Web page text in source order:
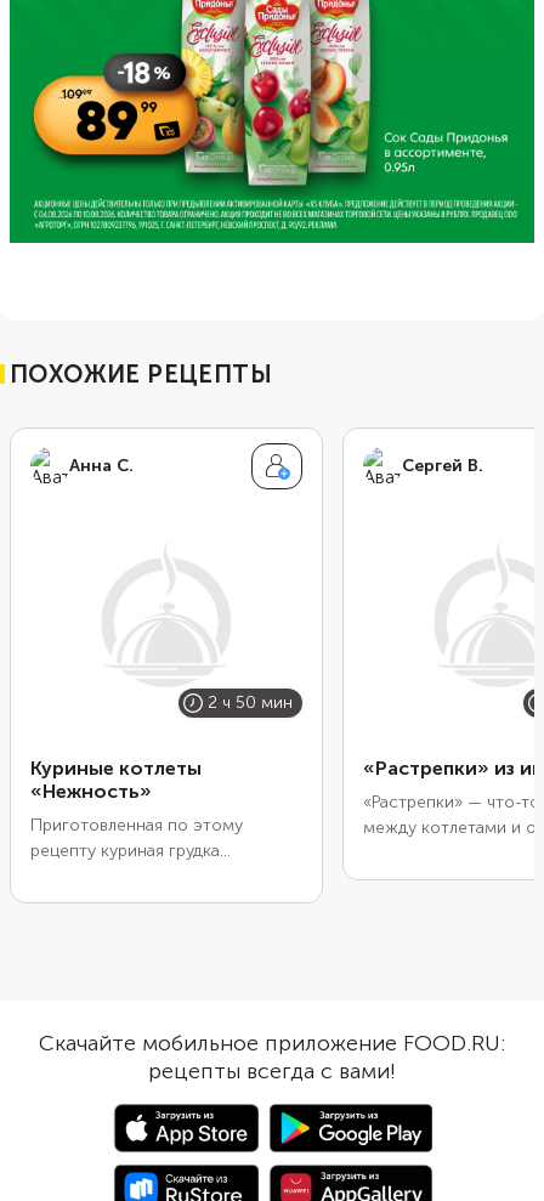
ПОХОЖИЕ РЕЦЕПТЫ
Анна С.
2 ч 50 мин
Куриные котлеты
«Нежность»
Приготовленная по этому
рецепту куриная грудка
министерски. Мясо не
Чтобы котлеты получились очень
сочынми и нежными, дайте
фаршу замариноваться пару
часов. Затем обжарьте до
золотистой корочки.
Сергей В.
«Растрепки» из
«Растрепки» — что-
между котлетами и
напомнить и
столовой ложки
заготовки и быстро
двух сторон. Не
тогда у «Растрепок»
красивая золотистая
Скачайте мобильное приложение FOOD.RU:
рецепты всегда с вами!